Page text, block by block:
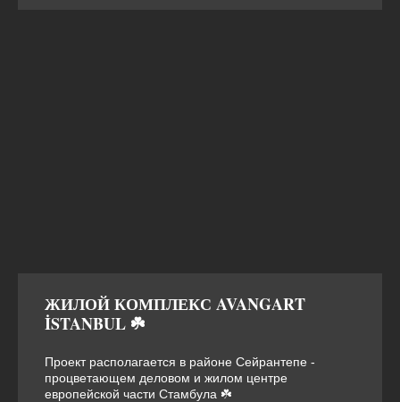
ЖИЛОЙ КОМПЛЕКС AVANGART
İSTANBUL ☘️
Проект располагается в районе Сейрантепе -
процветающем деловом и жилом центре
европейской части Стамбула ☘️